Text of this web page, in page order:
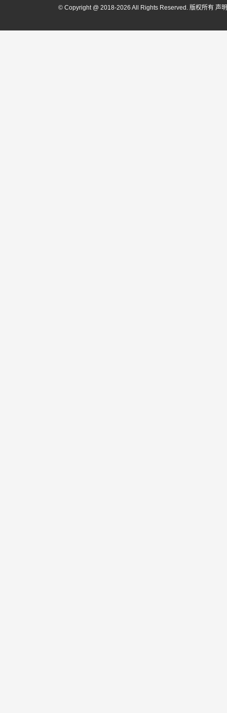
© Copyright @ 2018-2026 All Rights Reserved. 版权所有 声